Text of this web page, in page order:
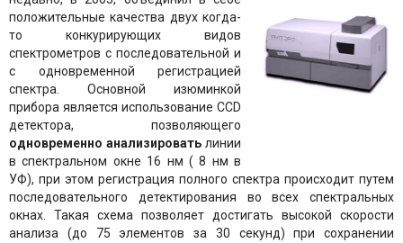
положительные качества двух когда-
то конкурирующих видов
спектрометров с последовательной и
с одновременной регистрацией
спектра. Основной изюминкой
прибора является использование CCD
детектора, позволяющего
одновременно анализировать линии
в спектральном окне 16 нм ( 8 нм в
УФ), при этом регистрация полного спектра происходит путем
последовательного детектирования во всех спектральных
окнах. Такая схема позволяет достигать высокой скорости
анализа (до 75 элементов за 30 секунд) при сохранении